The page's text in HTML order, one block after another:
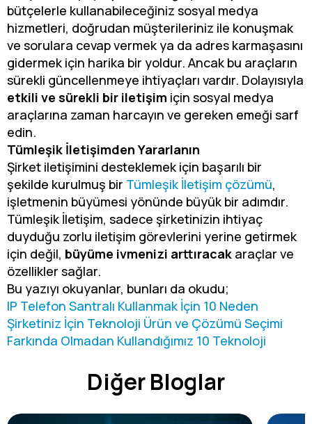
bütçelerle kullanabileceğiniz sosyal medya
hizmetleri, doğrudan müşterileriniz ile konuşmak
ve sorulara cevap vermek ya da adres karmaşasını
gidermek için harika bir yoldur. Ancak bu araçların
sürekli güncellenmeye ihtiyaçları vardır. Dolayısıyla
etkili ve sürekli bir iletişim için sosyal medya
araçlarına zaman harcayın ve gereken emeği sarf
edin.
Tümleşik İletişimden Yararlanın
Şirket iletişimini desteklemek için başarılı bir
şekilde kurulmuş bir Tümleşik İletişim çözümü,
işletmenin büyümesi yönünde büyük bir adımdır.
Tümleşik İletişim, sadece şirketinizin ihtiyaç
duyduğu zorlu iletişim görevlerini yerine getirmek
için değil, büyüme ivmenizi arttıracak araçlar ve
özellikler sağlar.
Bu yazıyı okuyanlar, bunları da okudu;
IP Telefon Santralı Kullanmak İçin 10 Neden
Şirketiniz İçin Teknoloji Ürün ve Çözümü Seçimi
Farkında Olmadan Kullandığımız 10 Teknoloji
Diğer Bloglar